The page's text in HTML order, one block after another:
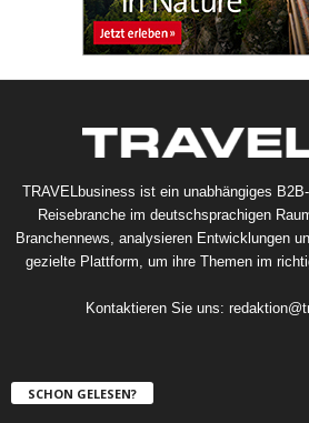
TRAVELbusiness ist ein unabhängiges
Reisebranche im deutschsprachigen
Branchennews, analysieren Entwicklungen
gezielte Plattform, um ihre Themen im
Kontaktieren Sie uns:
SCHON GELESEN?